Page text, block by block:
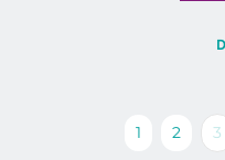
1 2 3